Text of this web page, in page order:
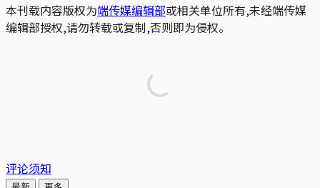
本刊载内容版权为端传媒编辑部或相关单位所有,未经端传媒
编辑部授权,请勿转载或复制,否则即为侵权。
评论须知